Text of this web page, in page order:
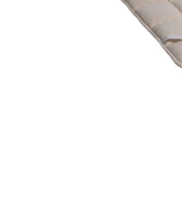
Podmienky ochrany